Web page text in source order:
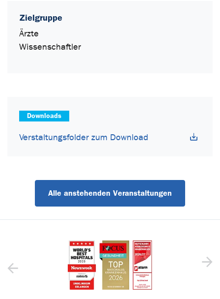
Zielgruppe
Ärzte
Wissenschaftler
Downloads
Verstaltungsfolder zum Download
Alle anstehenden Veranstaltungen